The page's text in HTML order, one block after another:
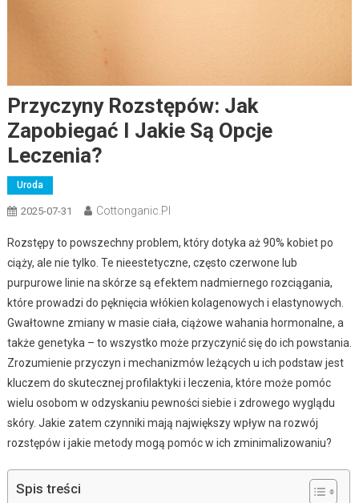
Przyczyny Rozstępów: Jak
Zapobiegać I Jakie Są Opcje
Leczenia?
Uroda
2025-07-31 Cottonganic.pl
Rozstępy to powszechny problem, który dotyka aż 90% kobiet po
ciąży, ale nie tylko. Te nieestetyczne, często czerwone lub
purpurowe linie na skórze są efektem nadmiernego rozciągania,
które prowadzi do pęknięcia włókien kolagenowych i elastynowych.
Gwałtowne zmiany w masie ciała, ciążowe wahania hormonalne, a
także genetyka – to wszystko może przyczynić się do ich powstania.
Zrozumienie przyczyn i mechanizmów leżących u ich podstaw jest
kluczem do skutecznej profilaktyki i leczenia, które może pomóc
wielu osobom w odzyskaniu pewności siebie i zdrowego wyglądu
skóry. Jakie zatem czynniki mają największy wpływ na rozwój
rozstępów i jakie metody mogą pomóc w ich zminimalizowaniu?
Spis treści